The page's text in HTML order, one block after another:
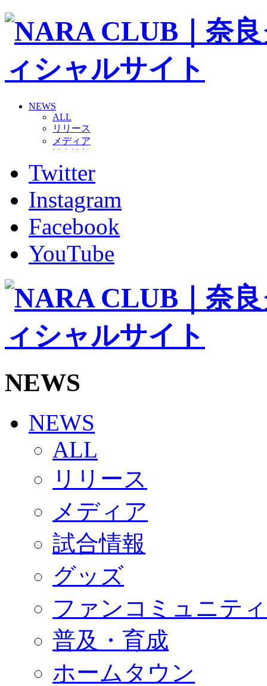
NEWS
ALL
リリース
メディア
グッズ
ファンコミュニティ
ホームタウン
コラム
その他
TEAM
2026/27トップチーム
2026/27トップチームスタッフ
バモス
チアダンススクール
ボランティアチーム「volundeer」
ビクトリーロード
HOMEGAME
観戦ルール＆マナー
Jリーグ運営管理規定
写真・動画使用ガイドライン
SCHEDULE
2026/27
練習見学時のファンサービスについて
TICKET
奈良クラブ明治安田J3リーグ2026/27シーズン試
奈良クラブ明治安田Ｊ3リーグ 2026/27シーズン「
観戦ルール＆マナー
2026/27ファンコミュニティ
サポートショップ
GOODS
オフィシャルストア（実店舗）
オンラインストア
ACADEMY
アカデミーについて
コーチ&スタッフ
ジュニア
ジュニアユース
ユース
練習拠点（ナラディーア）
SCHOOL
CLUB
Twitter
Instagram
Facebook
YouTube
NEWS
NEWS
ALL
リリース
メディア
試合情報
グッズ
ファンコミュニティ
普及・育成
ホームタウン